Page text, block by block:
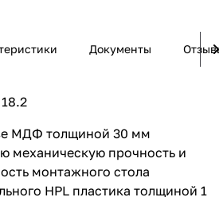
Документы
МДФ толщиной 30 мм
механическую прочность и
монтажного стола
HPL пластика толщиной 1